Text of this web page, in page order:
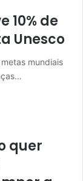
10% de
Unesco
mundiais
quer